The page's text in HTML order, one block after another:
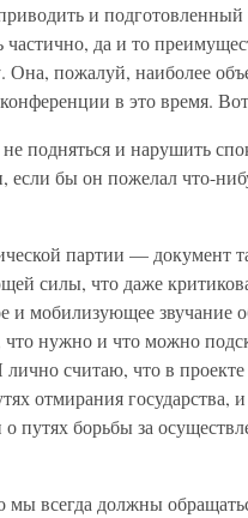
и
да и то
Она, пожалуй, наиболее
в это время.
подняться и нарушить
бы он пожелал что-
партии — документ
силы, что даже
и мобилизующее звучание
нужно и что можно
лично считаю, что в
отмирания государства,
путях борьбы за
мы всегда должны